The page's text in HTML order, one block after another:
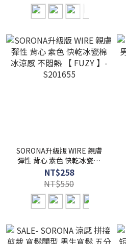
SORONA升級版 WIRE 親膚
彈性 背心 素色 快乾冰瓷棉
冰涼感 不悶熱 【 FUZY 】-
S201655
NT$258
NT$550